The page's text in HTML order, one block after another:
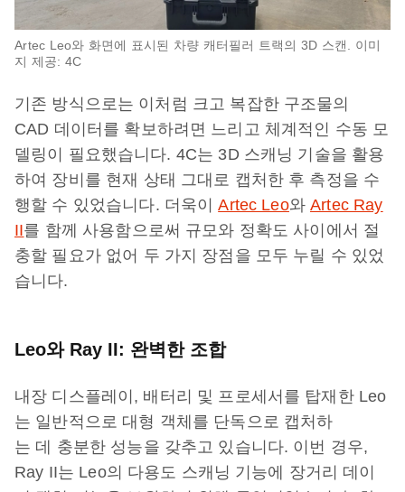
Artec Leo와 화면에 표시된 차량 캐터필러 트랙의 3D 스캔. 이미
지 제공: 4C
기존 방식으로는 이처럼 크고 복잡한 구조물의
CAD 데이터를 확보하려면 느리고 체계적인 수동 모
델링이 필요했습니다. 4C는 3D 스캐닝 기술을 활용
하여 장비를 현재 상태 그대로 캡처한 후 측정을 수
행할 수 있었습니다. 더욱이Artec Leo와Artec Ray
II를 함께 사용함으로써 규모와 정확도 사이에서 절
충할 필요가 없어 두 가지 장점을 모두 누릴 수 있었
습니다.
Leo와 Ray II: 완벽한 조합
내장 디스플레이, 배터리 및 프로세서를 탑재한 Leo
는 일반적으로 대형 객체를 단독으로 캡처하
는 데 충분한 성능을 갖추고 있습니다. 이번 경우,
Ray II는 Leo의 다용도 스캐닝 기능에 장거리 데이